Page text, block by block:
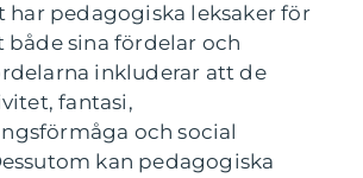
har pedagogiska leksaker för
både sina fördelar och
inkluderar att de
fantasi,
och social
kan pedagogiska